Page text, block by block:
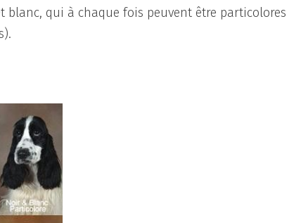
blanc, qui à chaque fois peuvent être particolores